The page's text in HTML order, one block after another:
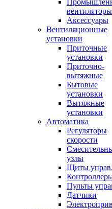
вентиляторы
Аксессуары
Вентиляционные
установки
Приточные
установки
Приточно-
вытяжные
Бытовые
установки
Вытяжные
установки
Автоматика
Регуляторы
скорости
узлы
Щиты
Пульты
Датчики